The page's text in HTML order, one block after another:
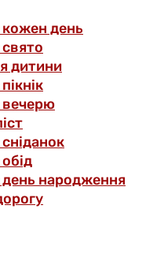
день
дитини
вечерю
народження